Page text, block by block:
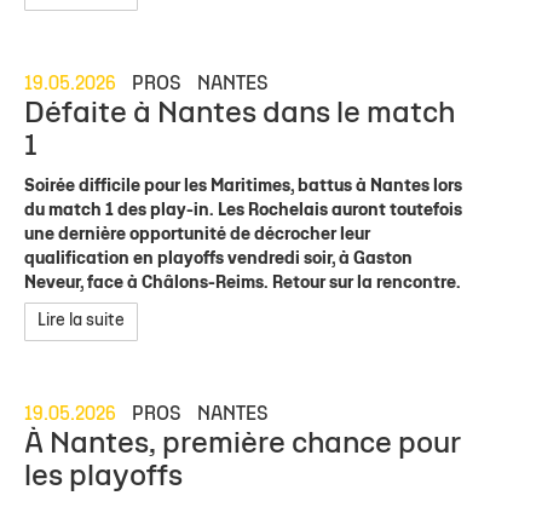
19.05.2026 PROS NANTES
Défaite à Nantes dans le match
1
Soirée difficile pour les Maritimes, battus à Nantes lors
du match 1 des play-in. Les Rochelais auront toutefois
une dernière opportunité de décrocher leur
qualification en playoffs vendredi soir, à Gaston
Neveur, face à Châlons-Reims. Retour sur la rencontre.
Lire la suite
19.05.2026 PROS NANTES
À Nantes, première chance pour
les playoffs